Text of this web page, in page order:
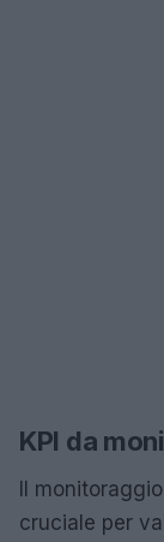
KPI da
Il
cruciale per